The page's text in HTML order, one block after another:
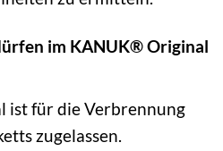
im KANUK® Original
ist für die Verbrennung
zugelassen.